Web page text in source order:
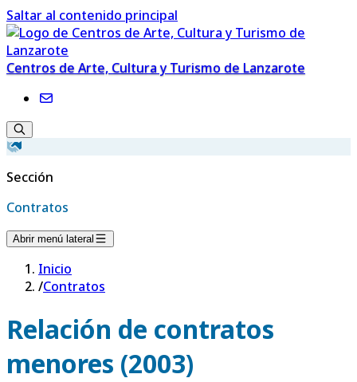
Saltar al contenido principal
Centros de Arte, Cultura y Turismo de Lanzarote
Sección
Contratos
Abrir menú lateral
Inicio
/Contratos
Relación de contratos
menores (2003)